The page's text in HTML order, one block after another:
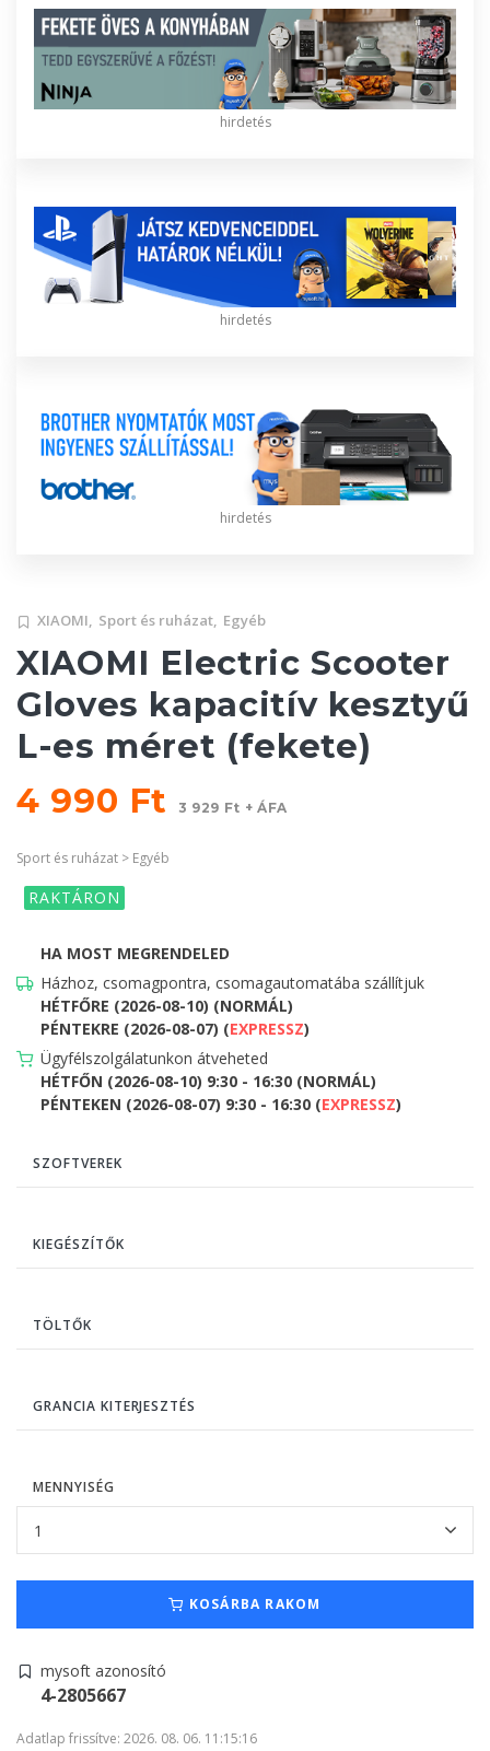
hirdetés
hirdetés
hirdetés
XIAOMI, Sport és ruházat, Egyéb
XIAOMI Electric Scooter
Gloves kapacitív kesztyű
L-es méret (fekete)
4 990 Ft
3 929 Ft + ÁFA
Sport és ruházat > Egyéb
RAKTÁRON
HA MOST MEGRENDELED
Házhoz, csomagpontra, csomagautomatába szállítjuk
HÉTFŐRE (2026-08-10) (NORMÁL)
PÉNTEKRE (2026-08-07) (EXPRESSZ)
Ügyfélszolgálatunkon átveheted
HÉTFŐN (2026-08-10) 9:30 - 16:30 (NORMÁL)
PÉNTEKEN (2026-08-07) 9:30 - 16:30 (EXPRESSZ)
SZOFTVEREK
KIEGÉSZÍTŐK
TÖLTŐK
GRANCIA KITERJESZTÉS
MENNYISÉG
KOSÁRBA RAKOM
mysoft azonosító
4-2805667
Adatlap frissítve: 2026. 08. 06. 11:15:16